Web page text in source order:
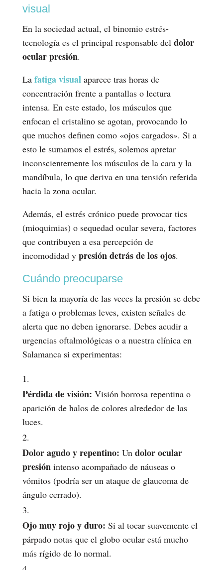
visual
En la sociedad actual, el binomio estrés-
tecnología es el principal responsable del dolor
ocular presión.
La fatiga visualaparece tras horas de
concentración frente a pantallas o lectura
intensa. En este estado, los músculos que
enfocan el cristalino se agotan, provocando lo
que muchos definen como «ojos cargados». Si a
esto le sumamos el estrés, solemos apretar
inconscientemente los músculos de la cara y la
mandíbula, lo que deriva en una tensión referida
hacia la zona ocular.
Además, el estrés crónico puede provocar tics
(mioquimias) o sequedad ocular severa, factores
que contribuyen a esa percepción de
incomodidad y presión detrás de los ojos.
Cuándo preocuparse
Si bien la mayoría de las veces la presión se debe
a fatiga o problemas leves, existen señales de
alerta que no deben ignorarse. Debes acudir a
urgencias oftalmológicas o a nuestra clínica en
Salamanca si experimentas:
Pérdida de visión: Visión borrosa repentina o
aparición de halos de colores alrededor de las
luces.
Dolor agudo y repentino: Un dolor ocular
presiónintenso acompañado de náuseas o
vómitos (podría ser un ataque de glaucoma de
ángulo cerrado).
Ojo muy rojo y duro: Si al tocar suavemente el
párpado notas que el globo ocular está mucho
más rígido de lo normal.